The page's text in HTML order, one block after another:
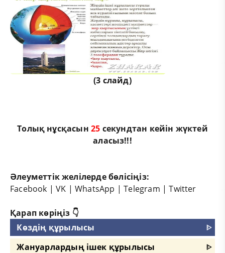
(3 слайд)
Толық нұсқасын25 секундтан кейін жүктей
аласыз!!!
Әлеуметтік желілерде бөлісіңіз:
Facebook |VK |WhatsApp |Telegram |Twitter
Қарап көріңіз 👇
Көздің құрылысы
ᐈ
Жануарлардың ішек құрылысы
ᐈ